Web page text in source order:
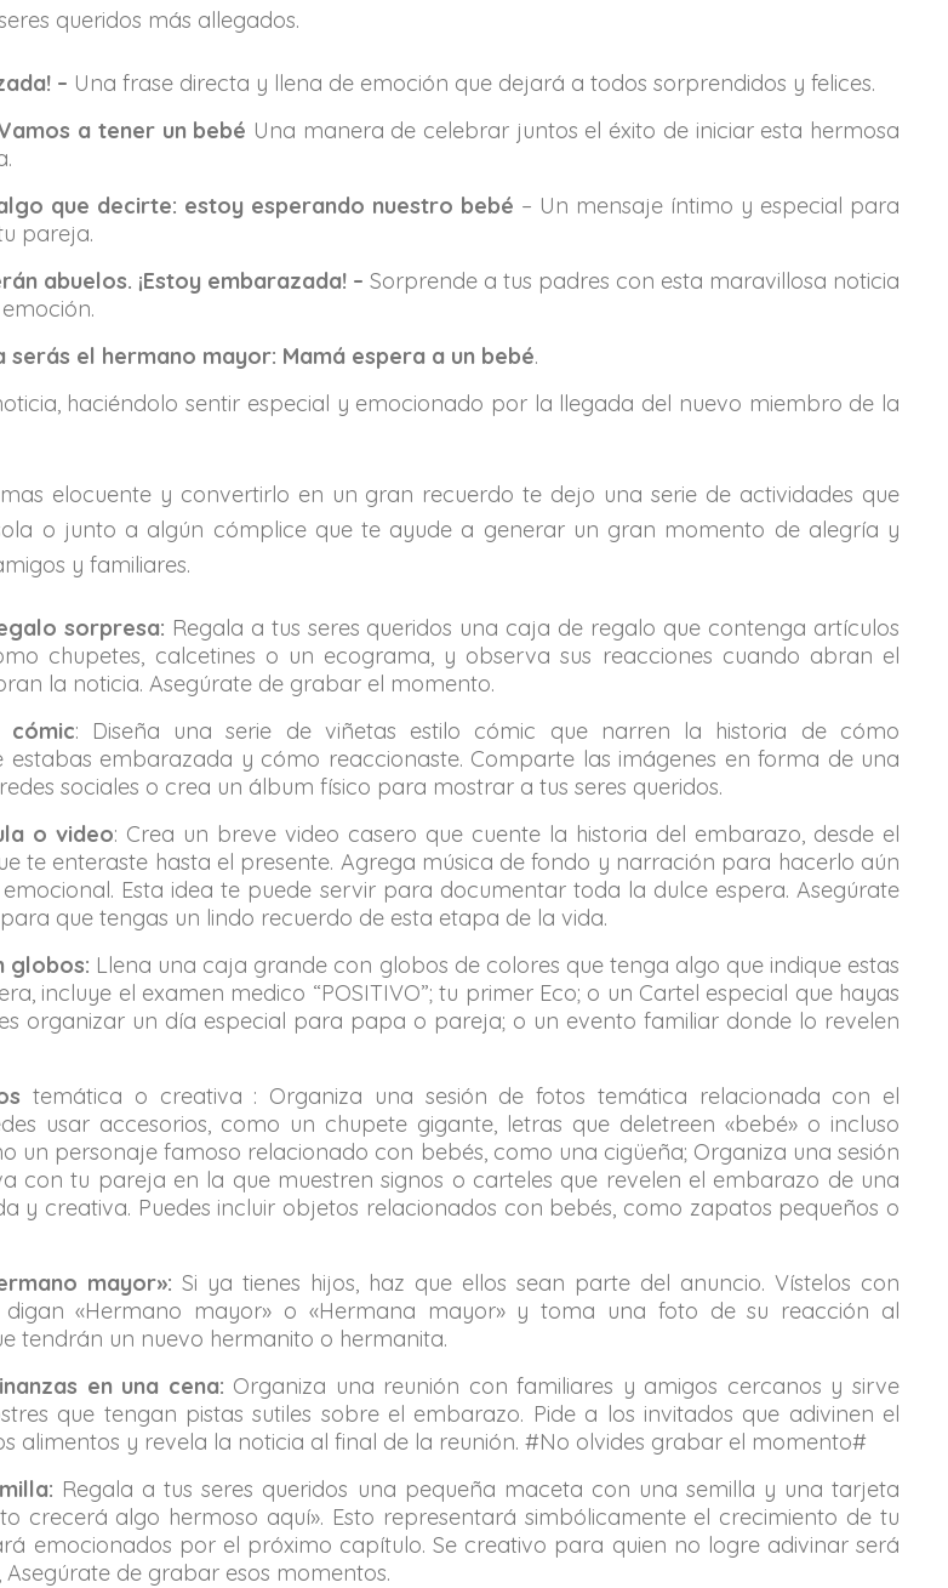
queridos más allegados.
– Una frase directa y llena de emoción que dejará a todos sorprendidos y felices.
a tener un bebé Una manera de celebrar juntos el éxito de iniciar esta hermosa
que decirte: estoy esperando nuestro bebé – Un mensaje íntimo y especial para
pareja.
abuelos. ¡Estoy embarazada! – Sorprende a tus padres con esta maravillosa noticia
serás el hermano mayor: Mamá espera a un bebé.
haciéndolo sentir especial y emocionado por la llegada del nuevo miembro de la
elocuente y convertirlo en un gran recuerdo te dejo una serie de actividades que
o junto a algún cómplice que te ayude a generar un gran momento de alegría y
y familiares.
sorpresa: Regala a tus seres queridos una caja de regalo que contenga artículos
chupetes, calcetines o un ecograma, y observa sus reacciones cuando abran el
la noticia. Asegúrate de grabar el momento.
cómic: Diseña una serie de viñetas estilo cómic que narren la historia de cómo
estabas embarazada y cómo reaccionaste. Comparte las imágenes en forma de una
sociales o crea un álbum físico para mostrar a tus seres queridos.
o video: Crea un breve video casero que cuente la historia del embarazo, desde el
te enteraste hasta el presente. Agrega música de fondo y narración para hacerlo aún
Esta idea te puede servir para documentar toda la dulce espera. Asegúrate
que tengas un lindo recuerdo de esta etapa de la vida.
globos: Llena una caja grande con globos de colores que tenga algo que indique estas
incluye el examen medico “POSITIVO”; tu primer Eco; o un Cartel especial que hayas
organizar un día especial para papa o pareja; o un evento familiar donde lo revelen
temática o creativa : Organiza una sesión de fotos temática relacionada con el
usar accesorios, como un chupete gigante, letras que deletreen «bebé» o incluso
un personaje famoso relacionado con bebés, como una cigüeña; Organiza una sesión
con tu pareja en la que muestren signos o carteles que revelen el embarazo de una
y creativa. Puedes incluir objetos relacionados con bebés, como zapatos pequeños o
mayor»: Si ya tienes hijos, haz que ellos sean parte del anuncio. Vístelos con
digan «Hermano mayor» o «Hermana mayor» y toma una foto de su reacción al
tendrán un nuevo hermanito o hermanita.
en una cena: Organiza una reunión con familiares y amigos cercanos y sirve
que tengan pistas sutiles sobre el embarazo. Pide a los invitados que adivinen el
alimentos y revela la noticia al final de la reunión. #No olvides grabar el momento#
Regala a tus seres queridos una pequeña maceta con una semilla y una tarjeta
crecerá algo hermoso aquí». Esto representará simbólicamente el crecimiento de tu
emocionados por el próximo capítulo. Se creativo para quien no logre adivinar será
de grabar esos momentos.